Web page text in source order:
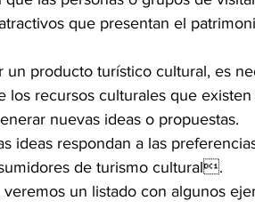
que presentan el
un producto turístico cultural, es
los recursos culturales que existen
nuevas ideas o propuestas. 
ideas respondan a las
de turismo cultural.
un listado con algunos